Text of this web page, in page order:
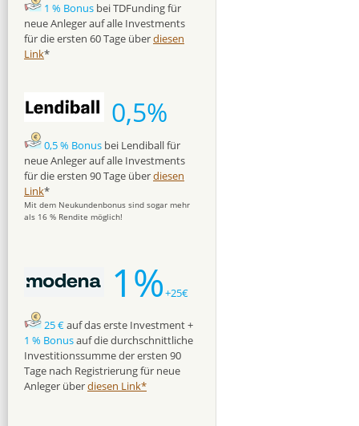
1 % Bonus bei TDFunding für
neue Anleger auf alle Investments
für die ersten 60 Tage überdiesen
Link*
0,5%
0,5 % Bonus bei Lendiball für
neue Anleger auf alle Investments
für die ersten 90 Tage überdiesen
Link*
Mit dem Neukundenbonus sind sogar mehr
als 16 % Rendite möglich!
1%+25€
25 €auf das erste Investment +
1 % Bonusauf die durchschnittliche
Investitionssumme der ersten 90
Tage nach Registrierung für neue
Anleger überdiesen Link*